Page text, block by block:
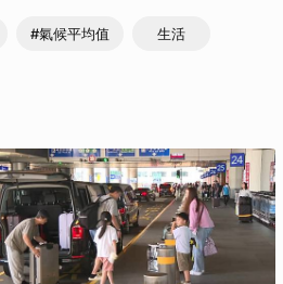
#氣候平均值 生活